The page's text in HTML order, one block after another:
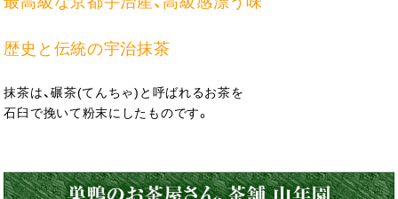
歴史と伝統の宇治抹茶
抹茶は、碾茶(てんちゃ)と呼ばれるお茶を
石臼で挽いて粉末にしたものです。